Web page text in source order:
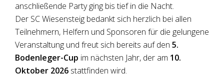
anschließende Party ging bis tief in die Nacht.
Der SC Wiesensteig bedankt sich herzlich bei allen
Teilnehmern, Helfern und Sponsoren für die gelungene
Veranstaltung und freut sich bereits auf den 5.
Bodenleger-Cup im nächsten Jahr, der am 10.
Oktober 2026 stattfinden wird.